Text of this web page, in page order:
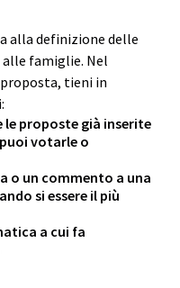
alla definizione delle
famiglie. Nel
tieni in
le proposte già inserite
votarle o
o un commento a una
si essere il più
a cui fa